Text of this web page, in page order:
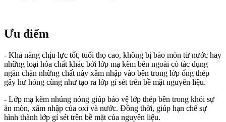
Ưu điểm
- Khả năng chịu lực tốt, tuổi thọ cao, không bị bào mòn từ nước hay
những loại hóa chất khác bởi lớp mạ kẽm bên ngoài có tác dụng
ngăn chặn những chất này xâm nhập vào bên trong lớp ống thép
gây hư hỏng cũng như tạo ra lớp gỉ sét trên bề mặt nguyên liệu.
- Lớp mạ kẽm nhúng nóng giúp bảo vệ lớp thép bên trong khỏi sự
ăn mòn, xâm nhập của oxi và nước. Đồng thời, giúp hạn chế sự
hình thành lớp gỉ sét trên bề mặt của nguyên liệu.